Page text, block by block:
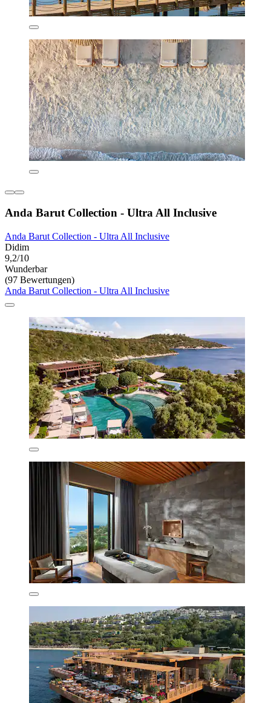
Anda Barut Collection - Ultra All Inclusive
Anda Barut Collection - Ultra All Inclusive
Didim
9,2/10
Wunderbar
(97 Bewertungen)
Anda Barut Collection - Ultra All Inclusive